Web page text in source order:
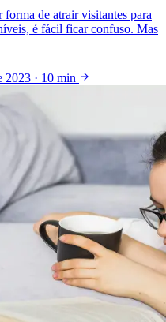
de atrair visitantes para
é fácil ficar confuso. Mas
2023 · 10 min